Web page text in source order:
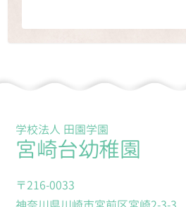
学校法人 田園学園
宮崎台幼稚園
〒216-0033